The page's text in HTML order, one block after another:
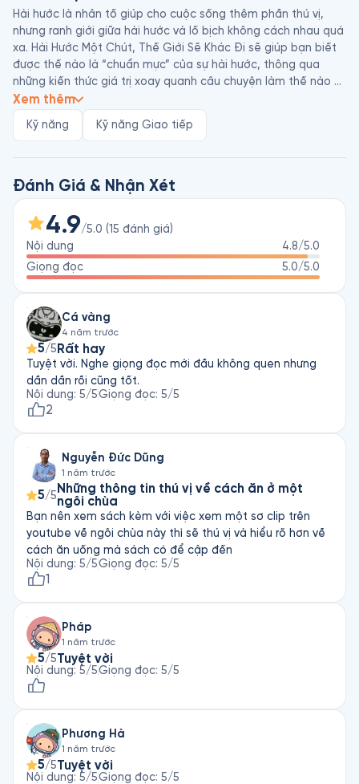
Hài hước là nhân tố giúp cho cuộc sống thêm phần thú vị,
nhưng ranh giới giữa hài hước và lố bịch không cách nhau quá
xa. Hài Hước Một Chút, Thế Giới Sẽ Khác Đi sẽ giúp bạn biết
được thế nào là “chuẩn mực” của sự hài hước, thông qua
những kiến thức giá trị xoay quanh câu chuyện làm thế nào
để hài hước đúng cách.
giọng điệu sắc bén, hài hước đặc trưng. Ngoài đời, ông cũng
hơn tới độc giả các nước Châu Á.
Xem thêm
Kỹ năng Kỹ năng Giao tiếp
Đánh Giá & Nhận Xét
4.9/5.0 (15 đánh giá)
Nội dung
4.8/5.0
Giọng đọc
5.0/5.0
Cá vàng
4 năm trước
5/5 Rất hay
Tuyệt vời. Nghe giọng đọc mới đầu không quen nhưng
dần dần rồi cũng tốt.
Nội dung: 5/5Giọng đọc: 5/5
2
Nguyễn Đức Dũng
1 năm trước
5/5 Những thông tin thú vị về cách ăn ở một
ngôi chùa
Bạn nên xem sách kèm với việc xem một sơ clip trên
youtube về ngôi chùa này thì sẽ thú vị và hiểu rõ hơn về
cách ăn uống mà sách có để cập đến
Nội dung: 5/5Giọng đọc: 5/5
1
Pháp
1 năm trước
5/5Tuyệt vời
Nội dung: 5/5Giọng đọc: 5/5
Phương Hà
1 năm trước
5/5Tuyệt vời
Nội dung: 5/5Giọng đọc: 5/5